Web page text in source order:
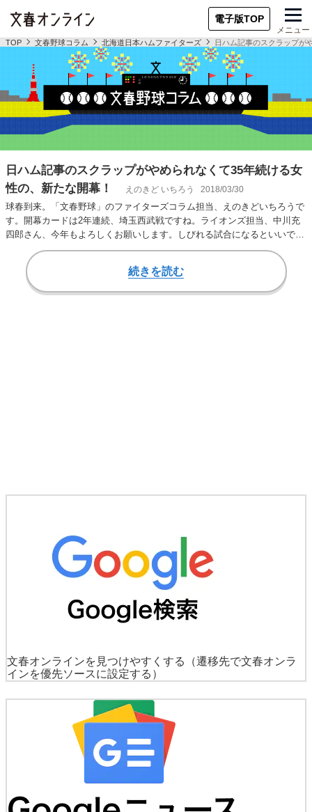
電子版TOP
メニュー
TOP 文春野球コラム 北海道日本ハムファイターズ 日ハム記事のスクラップが
日ハム記事のスクラップがやめられなくて35年続ける女
性の、新たな開幕！
えのきど いちろう 2018/03/30
球春到来。「文春野球」のファイターズコラム担当、えのきどいちろうで
す。開幕カードは2年連続、埼玉西武戦ですね。ライオンズ担当、中川充
四郎さん、今年もよろしくお願いします。しびれる試合になるといいです
ね。 開幕を1週…
続きを読む
文春オンラインを見つけやすくする
（遷移先で文春オンラ
インを優先ソースに設定する）